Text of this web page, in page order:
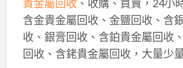
貴金屬回收、收購、買賣，24小
含金貴金屬回收、金鹽回收、含
收、銀膏回收、含鉑貴金屬回收
回收、含銠貴金屬回收，大量少